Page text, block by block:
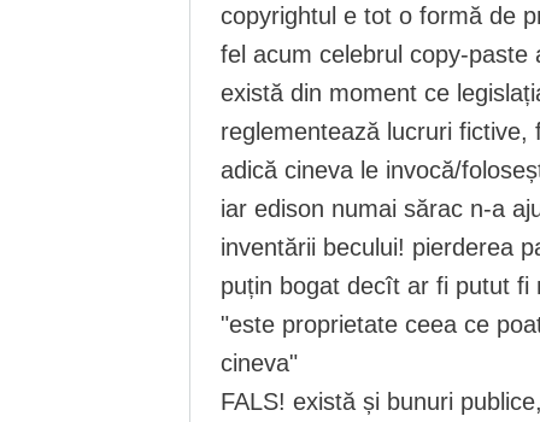
copyrightul e tot o formă de
fel acum celebrul copy-paste
există din moment ce
reglementează lucruri fictive,
adică cineva le invocă/
iar edison numai sărac n-a
inventării becului! pierderea
puțin bogat decît ar fi putut fi
"este proprietate ceea ce
cineva"
FALS! există și bunuri